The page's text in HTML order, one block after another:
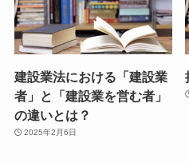
建設業法における「建設業
者」と「建設業を営む者」
の違いとは？
2025年2月6日